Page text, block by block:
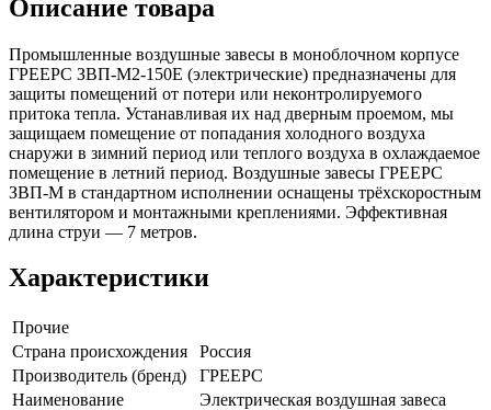
Описание товара
Промышленные воздушные завесы в моноблочном корпусе
ГРЕЕРС ЗВП-М2-150Е (электрические) предназначены для
защиты помещений от потери или неконтролируемого
притока тепла. Устанавливая их над дверным проемом, мы
защищаем помещение от попадания холодного воздуха
снаружи в зимний период или теплого воздуха в охлаждаемое
помещение в летний период. Воздушные завесы ГРЕЕРС
ЗВП-М в стандартном исполнении оснащены трёхскоростным
вентилятором и монтажными креплениями. Эффективная
длина струи — 7 метров.
Характеристики
Прочие
Страна происхождения
Россия
Производитель (бренд)
ГРЕЕРС
Наименование
Электрическая воздушная завеса